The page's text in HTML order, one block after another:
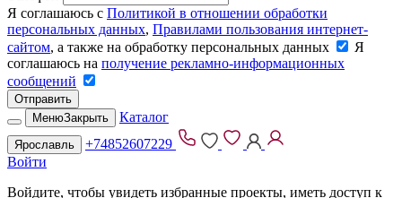
Я соглашаюсь с Политикой в отношении обработки
персональных данных, Правилами пользования интернет-
сайтом, а также на обработку персональных данных
Я
соглашаюсь на получение рекламно-информационных
сообщений
Отправить
МенюЗакрыть Каталог
Ярославль
+74852607229
Войти
Войдите, чтобы увидеть избранные проекты, иметь доступ к